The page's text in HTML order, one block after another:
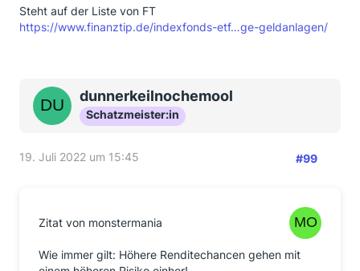
Steht auf der Liste von FT
https://www.finanztip.de/indexfonds-etf…ge-geldanlagen/
dunnerkeilnochemool
Schatzmeister:in
19. Juli 2022 um 15:45 #99
Zitat von monstermania
Wie immer gilt: Höhere Renditechancen gehen mit